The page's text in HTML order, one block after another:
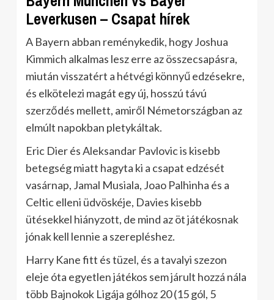
Leverkusen – Csapat hírek
A Bayern abban reménykedik, hogy Joshua
Kimmich alkalmas lesz erre az összecsapásra,
miután visszatért a hétvégi könnyű edzésekre,
és elkötelezi magát egy új, hosszú távú
szerződés mellett, amiről Németországban az
elmúlt napokban pletykáltak.
Eric Dier és Aleksandar Pavlovic is kisebb
betegség miatt hagyta ki a csapat edzését
vasárnap, Jamal Musiala, Joao Palhinha és a
Celtic elleni üdvöskéje, Davies kisebb
ütésekkel hiányzott, de mind az öt játékosnak
jónak kell lennie a szerepléshez.
Harry Kane fitt és tüzel, és a tavalyi szezon
eleje óta egyetlen játékos sem járult hozzá nála
több Bajnokok Ligája gólhoz 20 (15 gól, 5